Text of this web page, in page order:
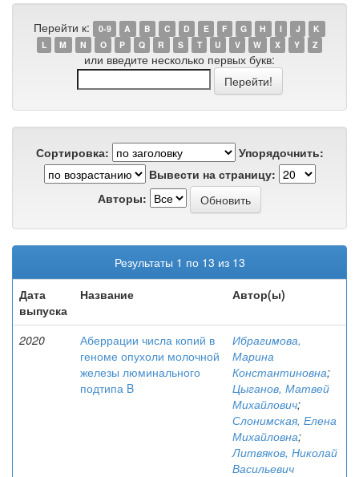
Перейти к: 0-9 A B C D E F G H I J
K
L
M N O P Q R S T U V W X Y Z
или введите несколько первых букв:
Сортировка:
Упорядочнить:
Вывести на страницу:
Авторы:
Результаты 1 по 13 из 13
Дата
выпуска
Название Автор(ы)
2020
Аберрации числа копий в
геноме опухоли молочной
железы люминального
подтипа B
Ибрагимова,
Марина
Константиновна;
Цыганов, Матвей
Михайлович;
Слонимская, Елена
Михайловна;
Литвяков, Николай
Васильевич